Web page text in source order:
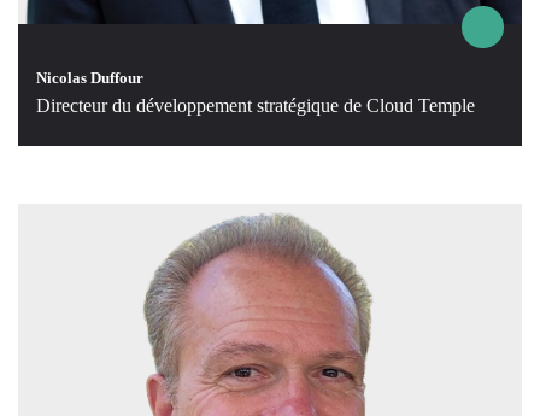
Nicolas Duffour
Directeur du développement stratégique de Cloud Temple